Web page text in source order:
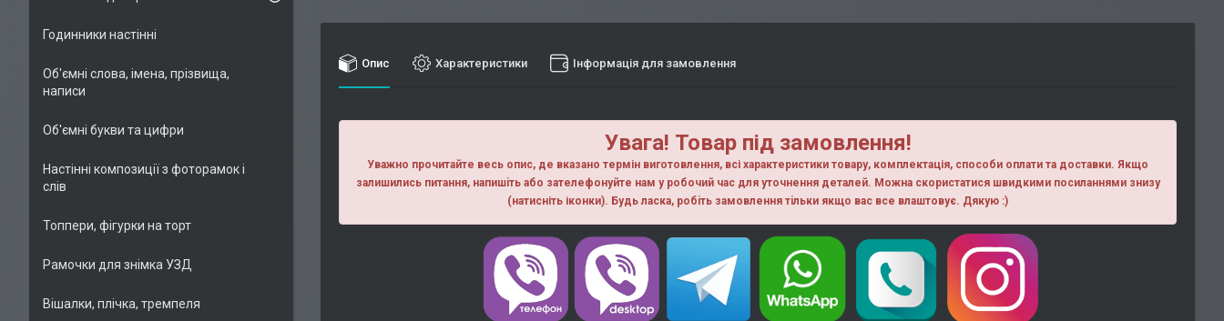
Опис Характеристики Інформація для замовлення
Увага! Товар під замовлення!
Уважно прочитайте весь опис, де вказано термін виготовлення, всі характеристики товару, комплектація, способи оплати та доставки. Якщо
залишились питання, напишiть або зателефонуйте нам у робочий час для уточнення деталей. Можна скористатися швидкими посиланнями знизу
(натисніть іконки). Будь ласка, робiть замовлення тiльки якщо вас все влаштовує. Дякую :)
Годинники настінні
Об'ємні слова, імена, прізвища,
написи
Об'ємні букви та цифри
Настінні композиції з фоторамок і
слів
Топпери, фігурки на торт
Рамочки для знімка УЗД
Вішалки, плічка, тремпеля